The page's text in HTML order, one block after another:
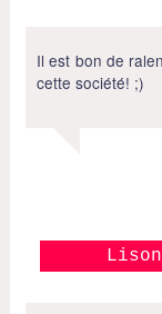
Il est bon de
cette société! ;)
Lison